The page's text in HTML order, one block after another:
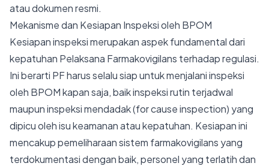
atau dokumen resmi.
Mekanisme dan Kesiapan Inspeksi oleh BPOM
Kesiapan inspeksi merupakan aspek fundamental dari
kepatuhan Pelaksana Farmakovigilans terhadap regulasi.
Ini berarti PF harus selalu siap untuk menjalani inspeksi
oleh BPOM kapan saja, baik inspeksi rutin terjadwal
maupun inspeksi mendadak (for cause inspection) yang
dipicu oleh isu keamanan atau kepatuhan. Kesiapan ini
mencakup pemeliharaan sistem farmakovigilans yang
terdokumentasi dengan baik, personel yang terlatih dan